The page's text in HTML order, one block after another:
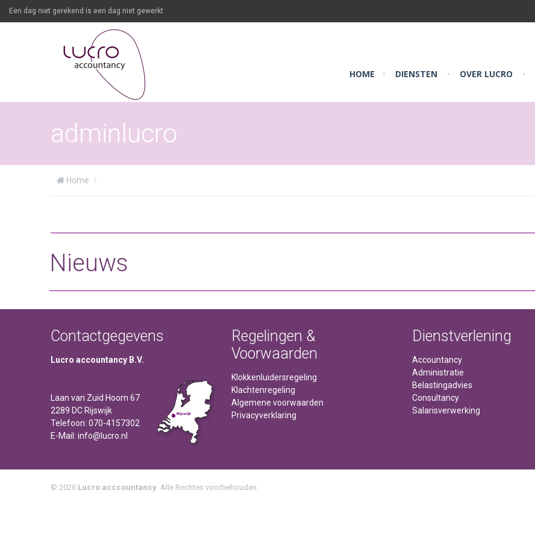
Een dag niet gerekend is een dag niet gewerkt
HOME • DIENSTEN • OVER LUCRO •
adminlucro
Home
Nieuws
Contactgegevens
Lucro accountancy B.V.
Laan van Zuid Hoorn 67
2289 DC Rijswijk
Telefoon: 070-4157302
E-Mail: info@lucro.nl
Regelingen &
Voorwaarden
Klokkenluidersregeling
Klachtenregeling
Algemene voorwaarden
Privacyverklaring
Dienstverlening
Accountancy
Administratie
Belastingadvies
Consultancy
Salarisverwerking
© 2026 Lucro acccountancy. Alle Rechten voorbehouden.